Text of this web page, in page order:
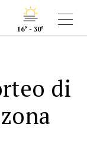
16° - 30°
di